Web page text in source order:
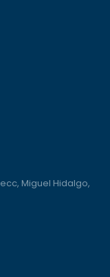
Miguel Hidalgo,